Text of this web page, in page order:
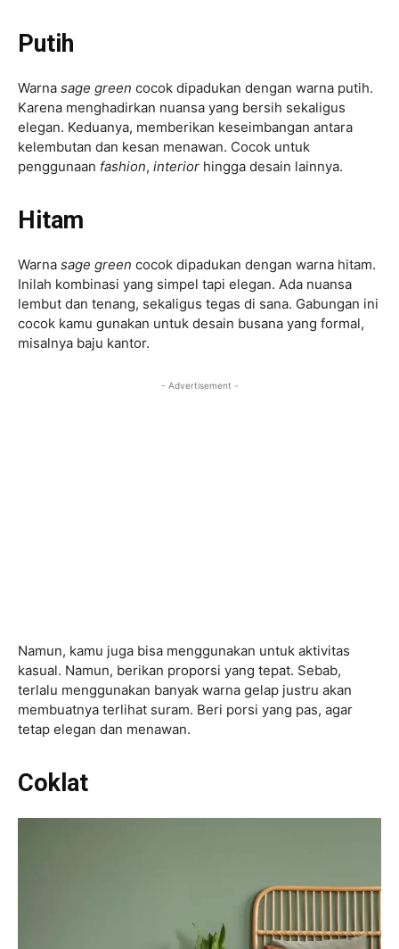
Putih
Warna sage green cocok dipadukan dengan warna putih.
Karena menghadirkan nuansa yang bersih sekaligus
elegan. Keduanya, memberikan keseimbangan antara
kelembutan dan kesan menawan. Cocok untuk
penggunaan fashion, interior hingga desain lainnya.
Hitam
Warna sage green cocok dipadukan dengan warna hitam.
Inilah kombinasi yang simpel tapi elegan. Ada nuansa
lembut dan tenang, sekaligus tegas di sana. Gabungan ini
cocok kamu gunakan untuk desain busana yang formal,
misalnya baju kantor.
- Advertisement -
Namun, kamu juga bisa menggunakan untuk aktivitas
kasual. Namun, berikan proporsi yang tepat. Sebab,
terlalu menggunakan banyak warna gelap justru akan
membuatnya terlihat suram. Beri porsi yang pas, agar
tetap elegan dan menawan.
Coklat